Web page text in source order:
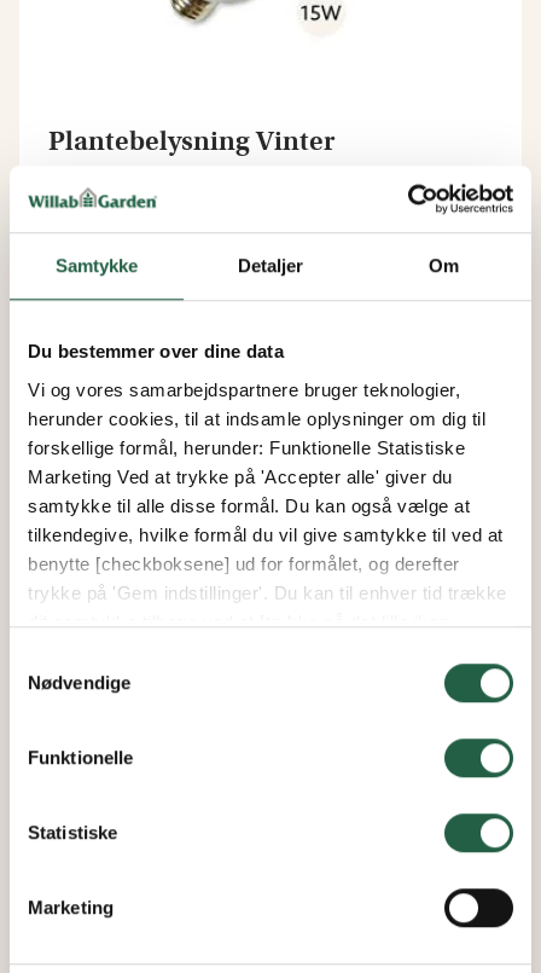
Samtykke Detaljer Om
Du bestemmer over dine data
Vi og vores samarbejdspartnere bruger teknologier,
herunder cookies, til at indsamle oplysninger om dig til
forskellige formål, herunder: Funktionelle Statistiske
Marketing Ved at trykke på 'Accepter alle' giver du
samtykke til alle disse formål. Du kan også vælge at
tilkendegive, hvilke formål du vil give samtykke til ved at
benytte [checkboksene] ud for formålet, og derefter
trykke på 'Gem indstillinger'. Du kan til enhver tid trække
dit samtykke tilbage ved at [trykke på det lille ikon
mere om vores brug af cookies og andre teknologier,
personlige oplysninger
Nødvendige
Funktionelle
Statistiske
Marketing
Plantebelysning Vinter
Fra
399 kr.
Fra